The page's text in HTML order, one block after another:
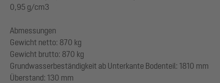
0,95 g/cm3
Abmessungen
Gewicht netto: 870 kg
Gewicht brutto: 870 kg
Grundwasserbeständigkeit ab Unterkante Bodenteil: 1810 mm
Überstand: 130 mm